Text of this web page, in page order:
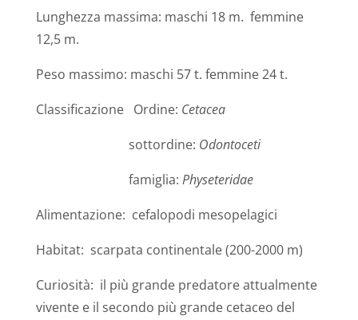
Lunghezza massima: maschi 18 m. femmine
12,5 m.
Peso massimo: maschi 57 t. femmine 24 t.
Classificazione Ordine: Cetacea
sottordine: Odontoceti
famiglia: Physeteridae
Alimentazione: cefalopodi mesopelagici
Habitat: scarpata continentale (200-2000 m)
Curiosità: il più grande predatore attualmente
vivente e il secondo più grande cetaceo del